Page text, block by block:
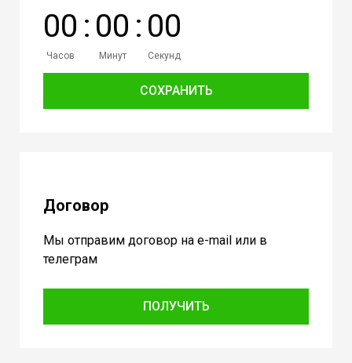
00
Часов
: 00
Минут
: 00
Секунд
СОХРАНИТЬ
Договор
Мы отправим договор на e-mail или в
телеграм
ПОЛУЧИТЬ